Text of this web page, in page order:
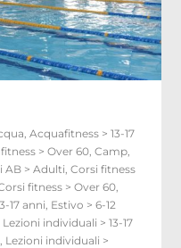
,Acquafitness > 13-17
> Over 60 ,Camp
AB > Adulti ,Corsi fitness
fitness > Over 60
17 anni Estivo > 6-12
Lezioni individuali > 13-17
Lezioni individuali >